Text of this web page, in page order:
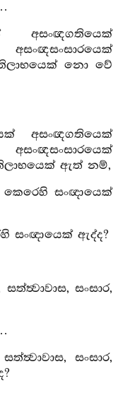
නො වේ
අසංඥගතියෙක්
ඇත් නම්,
කෙරෙහි සංඥායෙක්
සංඥායෙක් ඇද්ද?
සංසාර,
සංසාර,